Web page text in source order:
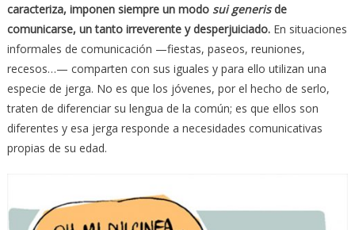
caracteriza, imponen siempre un modo sui generisde
comunicarse, un tanto irreverente y desperjuiciado.En situaciones
informales de comunicación —fiestas, paseos, reuniones,
recesos…— comparten con sus iguales y para ello utilizan una
especie de jerga. No es que los jóvenes, por el hecho de serlo,
traten de diferenciar su lengua de la común; es que ellos son
diferentes y esa jerga responde a necesidades comunicativas
propias de su edad.